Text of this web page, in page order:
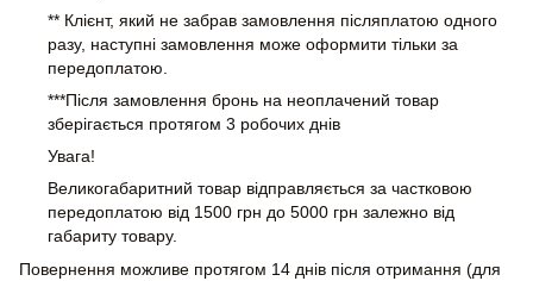
** Клієнт, який не забрав замовлення післяплатою одного
разу, наступні замовлення може оформити тільки за
передоплатою.
***Після замовлення бронь на неоплачений товар
зберігається протягом 3 робочих днів
Увага!
Великогабаритний товар відправляється за частковою
передоплатою від 1500 грн до 5000 грн залежно від
габариту товару.
Повернення можливе протягом 14 днів після отримання (для